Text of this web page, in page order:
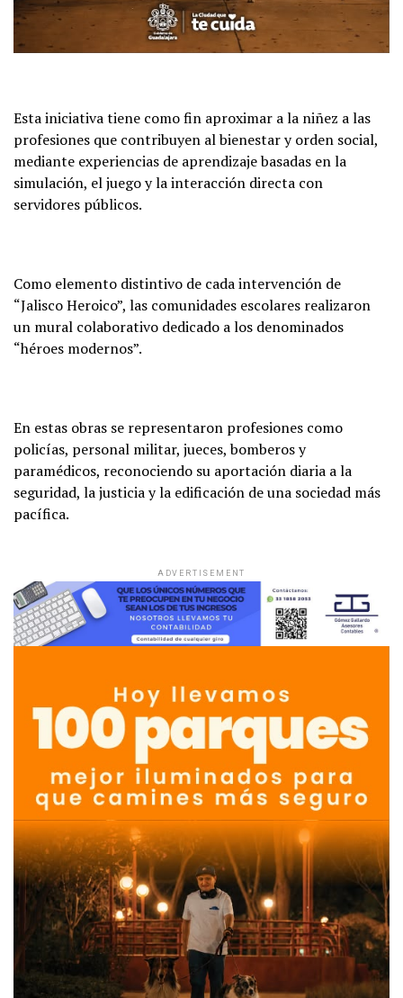
Esta iniciativa tiene como fin aproximar a la niñez a las
profesiones que contribuyen al bienestar y orden social,
mediante experiencias de aprendizaje basadas en la
simulación, el juego y la interacción directa con
servidores públicos.
Como elemento distintivo de cada intervención de
“Jalisco Heroico”, las comunidades escolares realizaron
un mural colaborativo dedicado a los denominados
“héroes modernos”.
En estas obras se representaron profesiones como
policías, personal militar, jueces, bomberos y
paramédicos, reconociendo su aportación diaria a la
seguridad, la justicia y la edificación de una sociedad más
pacífica.
ADVERTISEMENT